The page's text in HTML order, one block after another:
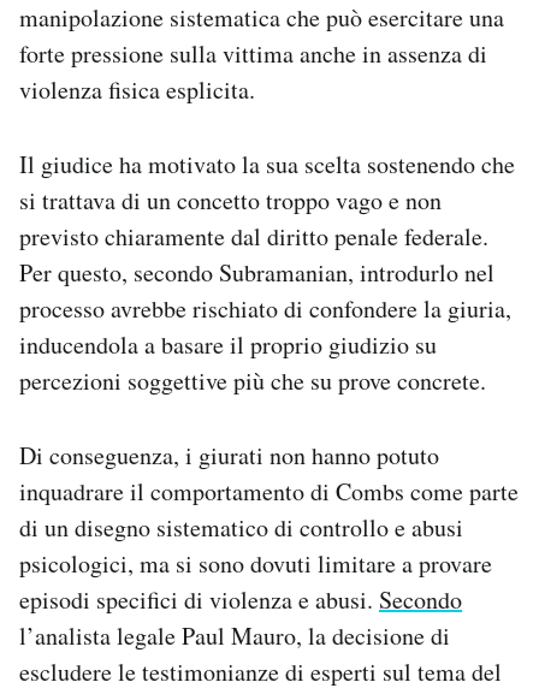
manipolazione sistematica che può esercitare una
forte pressione sulla vittima anche in assenza di
violenza fisica esplicita.
Il giudice ha motivato la sua scelta sostenendo che
si trattava di un concetto troppo vago e non
previsto chiaramente dal diritto penale federale.
Per questo, secondo Subramanian, introdurlo nel
processo avrebbe rischiato di confondere la giuria,
inducendola a basare il proprio giudizio su
percezioni soggettive più che su prove concrete.
Di conseguenza, i giurati non hanno potuto
inquadrare il comportamento di Combs come parte
di un disegno sistematico di controllo e abusi
psicologici, ma si sono dovuti limitare a provare
episodi specifici di violenza e abusi. Secondo
l’analista legale Paul Mauro, la decisione di
escludere le testimonianze di esperti sul tema del